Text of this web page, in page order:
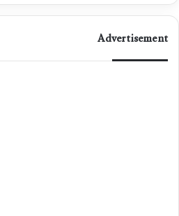
Advertisement